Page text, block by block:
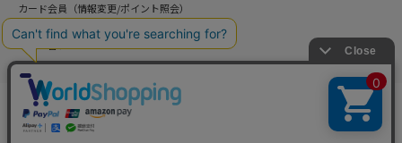
カード会員（情報変更/ポイント照会）